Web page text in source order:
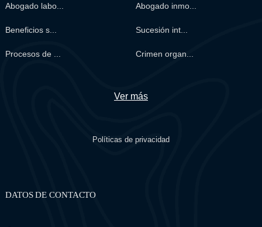
Abogado labo... Abogado inmo...
Beneficios s... Sucesión int...
Procesos de ... Crimen organ...
Ver más
Políticas de privacidad
DATOS DE CONTACTO